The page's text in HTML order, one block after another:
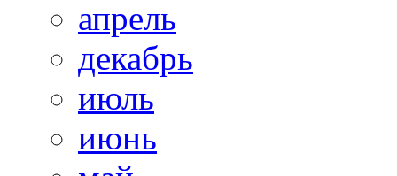
апрель
декабрь
июль
июнь